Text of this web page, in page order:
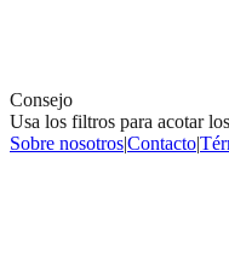
Consejo
Usa los filtros para acotar
Sobre nosotros|Contacto|